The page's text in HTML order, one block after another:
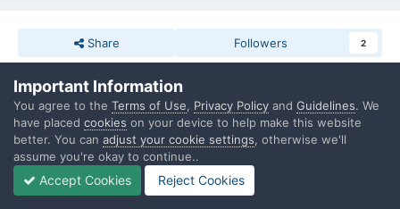
Share Followers 2
Go to topic listing
Important Information
You agree to the Terms of Use, Privacy Policy and Guidelines. We
have placed cookies on your device to help make this website
better. You can adjust your cookie settings, otherwise we'll
assume you're okay to continue..
Accept Cookies Reject Cookies